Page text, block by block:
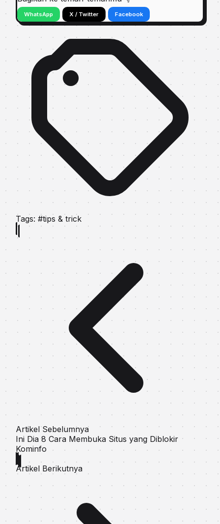
WhatsApp X / Twitter Facebook
Tags: #tips & trick
Artikel Sebelumnya
Ini Dia 8 Cara Mеmbukа Sіtuѕ уаng Dіblоkіr
Kominfo
Artikel Berikutnya